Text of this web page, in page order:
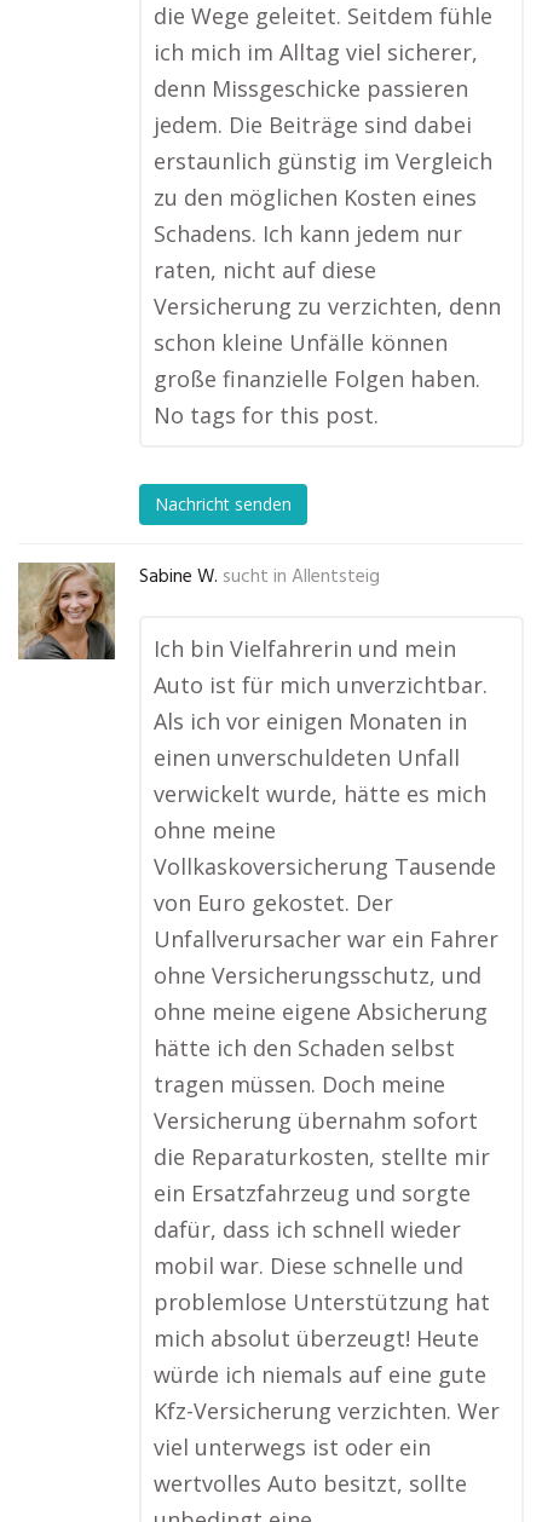
die Wege geleitet. Seitdem fühle
ich mich im Alltag viel sicherer,
denn Missgeschicke passieren
jedem. Die Beiträge sind dabei
erstaunlich günstig im Vergleich
zu den möglichen Kosten eines
Schadens. Ich kann jedem nur
raten, nicht auf diese
Versicherung zu verzichten, denn
schon kleine Unfälle können
große finanzielle Folgen haben.
No tags for this post.
Nachricht senden
Sabine W. sucht in Allentsteig
Ich bin Vielfahrerin und mein
Auto ist für mich unverzichtbar.
Als ich vor einigen Monaten in
einen unverschuldeten Unfall
verwickelt wurde, hätte es mich
ohne meine
Vollkaskoversicherung Tausende
von Euro gekostet. Der
Unfallverursacher war ein Fahrer
ohne Versicherungsschutz, und
ohne meine eigene Absicherung
hätte ich den Schaden selbst
tragen müssen. Doch meine
Versicherung übernahm sofort
die Reparaturkosten, stellte mir
ein Ersatzfahrzeug und sorgte
dafür, dass ich schnell wieder
mobil war. Diese schnelle und
problemlose Unterstützung hat
mich absolut überzeugt! Heute
würde ich niemals auf eine gute
Kfz-Versicherung verzichten. Wer
viel unterwegs ist oder ein
wertvolles Auto besitzt, sollte